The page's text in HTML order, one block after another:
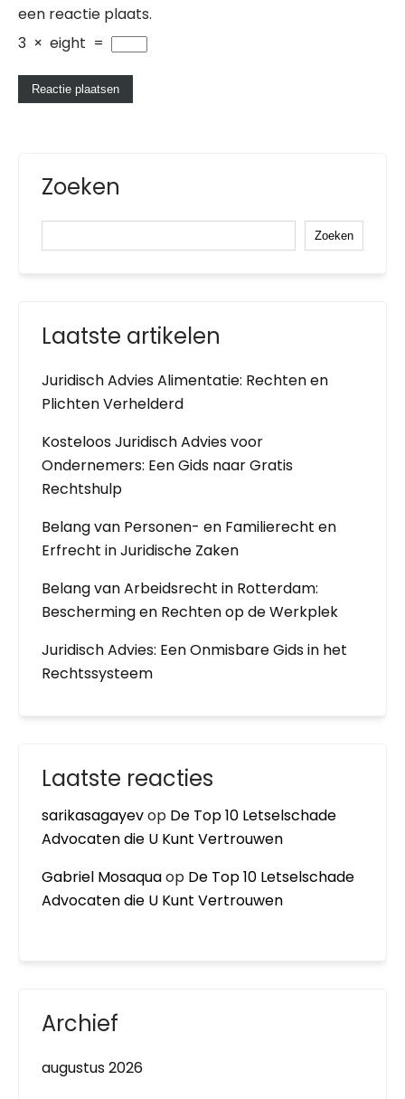
een reactie plaats.
3 × eight =
Zoeken
Zoeken
Laatste artikelen
Juridisch Advies Alimentatie: Rechten en
Plichten Verhelderd
Kosteloos Juridisch Advies voor
Ondernemers: Een Gids naar Gratis
Rechtshulp
Belang van Personen- en Familierecht en
Erfrecht in Juridische Zaken
Belang van Arbeidsrecht in Rotterdam:
Bescherming en Rechten op de Werkplek
Juridisch Advies: Een Onmisbare Gids in het
Rechtssysteem
Laatste reacties
sarikasagayevop De Top 10 Letselschade
Advocaten die U Kunt Vertrouwen
Gabriel Mosaquaop De Top 10 Letselschade
Advocaten die U Kunt Vertrouwen
Archief
augustus 2026